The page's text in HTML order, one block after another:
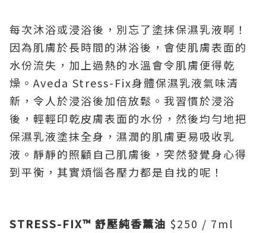
每次沐浴或浸浴後，別忘了塗抹保濕乳液啊！
因為肌膚於長時間的淋浴後，會使肌膚表面的
水份流失，加上過熱的水溫會令肌膚便得乾
燥。Aveda Stress-Fix身體保濕乳液氣味清
新，令人於浸浴後加倍放鬆。我習慣於浸浴
後，輕輕印乾皮膚表面的水份，然後均勻地把
保濕乳液塗抹全身，濕潤的肌膚更易吸收乳
液。靜靜的照顧自己肌膚後，突然發覺身心得
到平衡，其實煩惱各壓力都是自找的呢！
STRESS-FIX™ 舒壓純香薰油 $250 / 7ml